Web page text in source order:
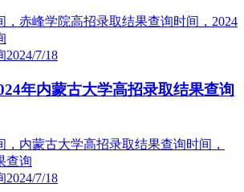
2024/7/18
年内蒙古大学高招录取结果查询
2024/7/18